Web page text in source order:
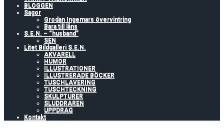
BLOGGEN
Sagor
Grodan Ingemars övervintring
Bara till låns
S.E.N. – “husband”
SEN
Litet Bildgalleri S.E.N.
AKVARELL
HUMOR
ILLUSTRATIONER
ILLUSTRERADE BÖCKER
TUSCHLAVERING
TUSCHTECKNING
SKULPTURER
SLUDDRAREN
UPPDRAG
Kontakt